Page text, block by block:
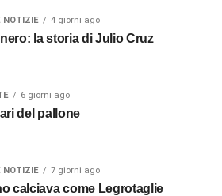
NOTIZIE 4 giorni ago
la storia di Julio Cruz
6 giorni ago
del pallone
NOTIZIE 7 giorni ago
calciava come Legrotaglie